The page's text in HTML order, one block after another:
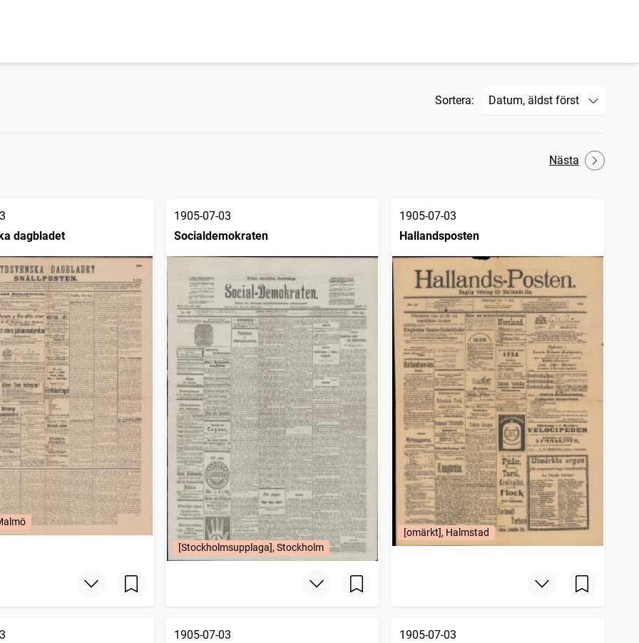
Sortera:
Nästa
dagbladet
1905-07-03
Socialdemokraten
[Stockholmsupplaga], Stockholm
1905-07-03
Hallandsposten
[omärkt], Halmstad
1905-07-03
1905-07-03